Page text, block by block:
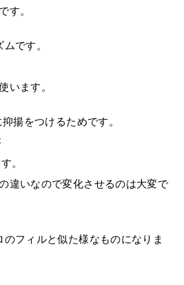
す。
です。
います。
揚をつけるためです。
。
違いなので変化させるのは大変で
フィルと似た様なものになりま